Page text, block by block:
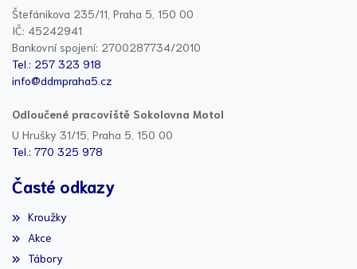
Štefánikova 235/11, Praha 5, 150 00
IČ: 45242941
Bankovní spojení: 2700287734/2010
Tel.: 257 323 918
info@ddmpraha5.cz
Odloučené pracoviště Sokolovna Motol
U Hrušky 31/15, Praha 5, 150 00
Tel.: 770 325 978
Časté odkazy
Kroužky
Akce
Tábory